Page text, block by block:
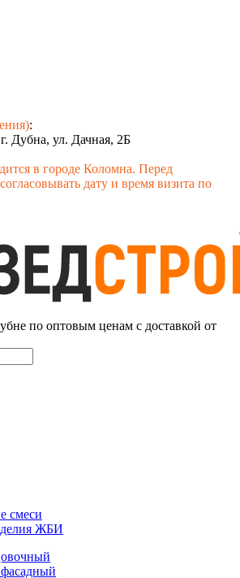
:
Дубна, ул. Дачная, 2Б
в городе Коломна. Перед
дату и время визита по
по оптовым ценам с доставкой от
смеси
ЖБИ